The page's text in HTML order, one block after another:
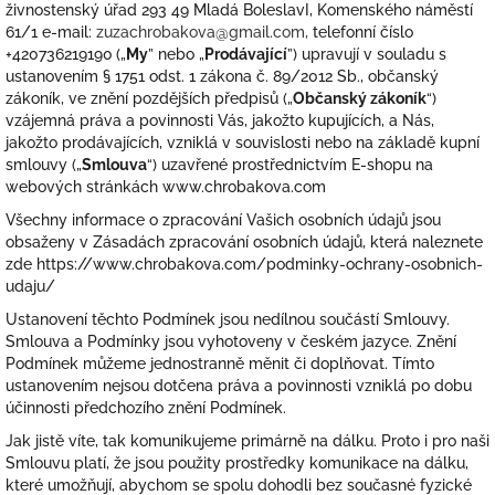
živnostenský úřad 293 49 Mladá BoleslavI, Komenského náměstí
61/1 e-mail: zuzachrobakova@gmail.com, telefonní číslo
+420736219190 („ My” nebo „ Prodávající”) upravují v souladu s
ustanovením § 1751 odst. 1 zákona č. 89/2012 Sb., občanský
zákoník, ve znění pozdějších předpisů („Občanský zákoník“)
vzájemná práva a povinnosti Vás, jakožto kupujících, a Nás,
jakožto prodávajících, vzniklá v souvislosti nebo na základě kupní
smlouvy („Smlouva“) uzavřené prostřednictvím E-shopu na
webových stránkách www.chrobakova.com
Všechny informace o zpracování Vašich osobních údajů jsou
obsaženy v Zásadách zpracování osobních údajů, která naleznete
zde https://www.chrobakova.com/podminky-ochrany-osobnich-
udaju/
Ustanovení těchto Podmínek jsou nedílnou součástí Smlouvy.
Smlouva a Podmínky jsou vyhotoveny v českém jazyce. Znění
Podmínek můžeme jednostranně měnit či doplňovat. Tímto
ustanovením nejsou dotčena práva a povinnosti vzniklá po dobu
účinnosti předchozího znění Podmínek.
Jak jistě víte, tak komunikujeme primárně na dálku. Proto i pro naši
Smlouvu platí, že jsou použity prostředky komunikace na dálku,
které umožňují, abychom se spolu dohodli bez současné fyzické